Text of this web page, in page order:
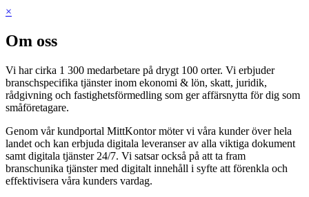
×
Om oss
Vi har cirka 1 300 medarbetare på drygt 100 orter. Vi erbjuder
branschspecifika tjänster inom ekonomi & lön, skatt, juridik,
rådgivning och fastighetsförmedling som ger affärsnytta för dig som
småföretagare.
Genom vår kundportal MittKontor möter vi våra kunder över hela
landet och kan erbjuda digitala leveranser av alla viktiga dokument
samt digitala tjänster 24/7. Vi satsar också på att ta fram
branschunika tjänster med digitalt innehåll i syfte att förenkla och
effektivisera våra kunders vardag.